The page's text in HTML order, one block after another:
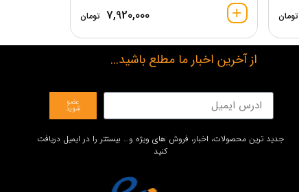
تومان 7,920,000 تومان
از آخرین اخبار ما مطلع باشید...
عضو
شوید
جدید ترین محصولات، اخبار، فروش های ویژه و… بیستتر را در ایمیل دریافت
کنید